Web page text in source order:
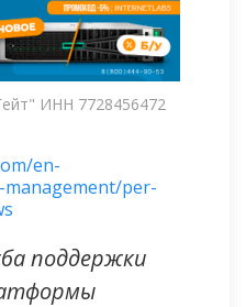
ИНН 7728456472
en-
per-
поддержки